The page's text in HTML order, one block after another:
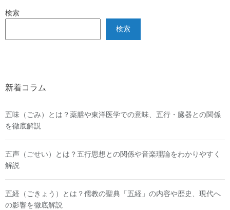
検索
検索
新着コラム
五味（ごみ）とは？薬膳や東洋医学での意味、五行・臓器との関係
を徹底解説
五声（ごせい）とは？五行思想との関係や音楽理論をわかりやすく
解説
五経（ごきょう）とは？儒教の聖典「五経」の内容や歴史、現代へ
の影響を徹底解説